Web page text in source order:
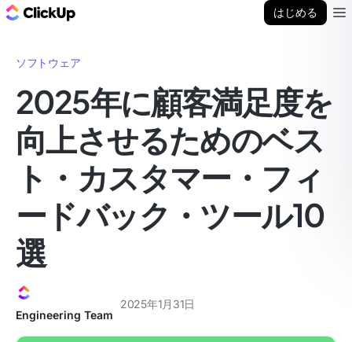
はじめる
ソフトウェア
2025年に顧客満足度を
向上させるためのベス
ト・カスタマー・フィ
ードバック・ツール10
選
Engineering Team
2025年1月31日